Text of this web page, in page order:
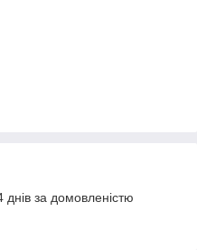
за домовленістю